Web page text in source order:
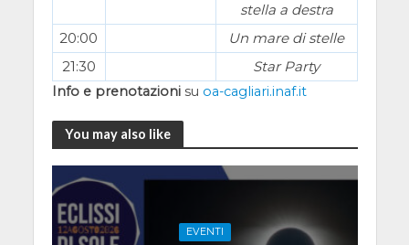
stella a destra
20:00
Un mare di stelle
21:30
Star Party
Info e prenotazionisu oa-cagliari.inaf.it
You may also like
EVENTI